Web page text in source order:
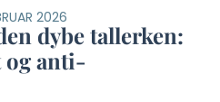
2026
dybe tallerken:
anti-